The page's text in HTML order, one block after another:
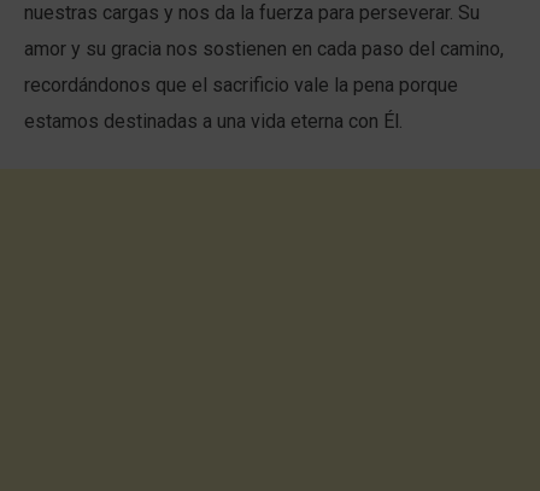
nuestras cargas y nos da la fuerza para perseverar. Su
amor y su gracia nos sostienen en cada paso del camino,
recordándonos que el sacrificio vale la pena porque
estamos destinadas a una vida eterna con Él.